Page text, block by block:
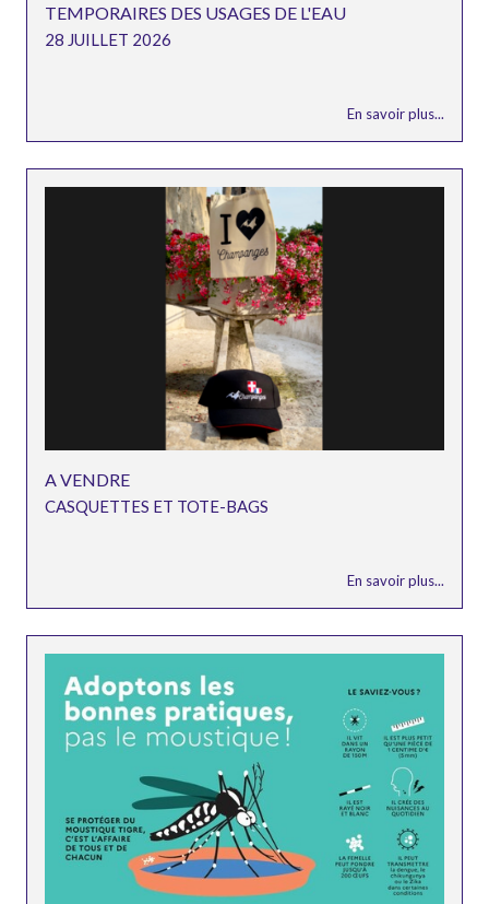
TEMPORAIRES DES USAGES DE L'EAU
28 JUILLET 2026
En savoir plus...
A VENDRE
CASQUETTES ET TOTE-BAGS
En savoir plus...